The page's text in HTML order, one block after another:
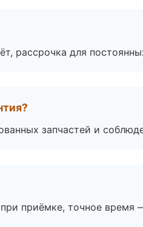
рассрочка для
запчастей и
приёмке, точное время